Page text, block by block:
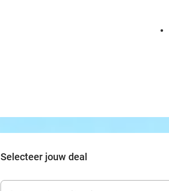
Selecteer jouw deal